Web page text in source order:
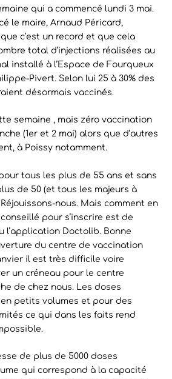
qui a commencé lundi 3 mai.
le maire, Arnaud Péricard,
c’est un record et que cela
total d’injections réalisées au
installé à l’Espace de Fourqueux
Pivert. Selon lui 25 à 30% des
désormais vaccinés.
semaine , mais zéro vaccination
(1er et 2 mai) alors que d’autres
à Poissy notamment.
tous les plus de 55 ans et sans
de 50 (et tous les majeurs à
nous. Mais comment en
pour s’inscrire est de
l’application Doctolib. Bonne
du centre de vaccination
il est très difficile voire
un créneau pour le centre
de chez nous. Les doses
petits volumes et pour des
ce qui dans les faits rend
de plus de 5000 doses
qui correspond à la capacité